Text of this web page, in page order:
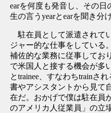
earを何度も発音し、その
生の言うyearとearを聞き分
駐在員として派遣されて
ジャー的な仕事をしている
補佐的な業務に従事してお
で米国人と接する機会が多
とtrainee、すなわちtrainさ
書やアシスタントから見て
在だ。おかげで僕は駐在員
のアメリカ人従業員」の立